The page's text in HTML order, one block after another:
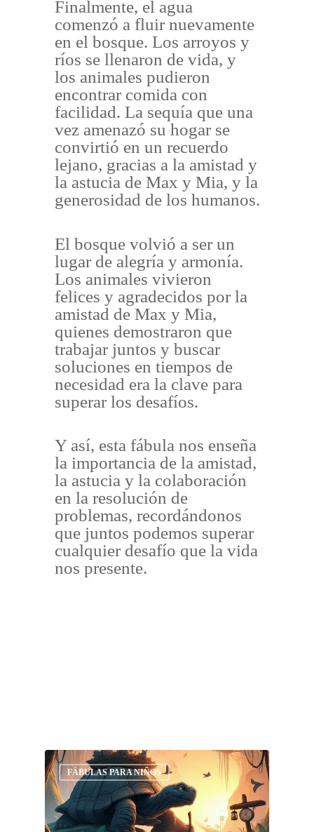
Finalmente, el agua
comenzó a fluir nuevamente
en el bosque. Los arroyos y
ríos se llenaron de vida, y
los animales pudieron
encontrar comida con
facilidad. La sequía que una
vez amenazó su hogar se
convirtió en un recuerdo
lejano, gracias a la amistad y
la astucia de Max y Mia, y la
generosidad de los humanos.
El bosque volvió a ser un
lugar de alegría y armonía.
Los animales vivieron
felices y agradecidos por la
amistad de Max y Mia,
quienes demostraron que
trabajar juntos y buscar
soluciones en tiempos de
necesidad era la clave para
superar los desafíos.
Y así, esta fábula nos enseña
la importancia de la amistad,
la astucia y la colaboración
en la resolución de
problemas, recordándonos
que juntos podemos superar
cualquier desafío que la vida
nos presente.
FÁBULAS PARA NIÑOS